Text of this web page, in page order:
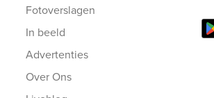
Fotoverslagen
In beeld
Advertenties
Over Ons